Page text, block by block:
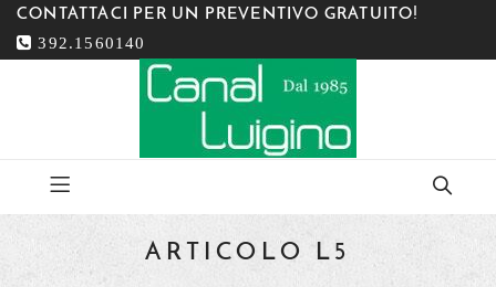
CONTATTACI PER UN PREVENTIVO GRATUITO!
392.1560140
ARTICOLO L5